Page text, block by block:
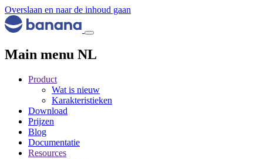
Overslaan en naar de inhoud gaan
Main menu NL
Product
Wat is nieuw
Karakteristieken
Download
Prijzen
Blog
Documentatie
Resources